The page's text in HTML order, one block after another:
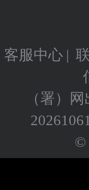
客服中心 |
（署）
©